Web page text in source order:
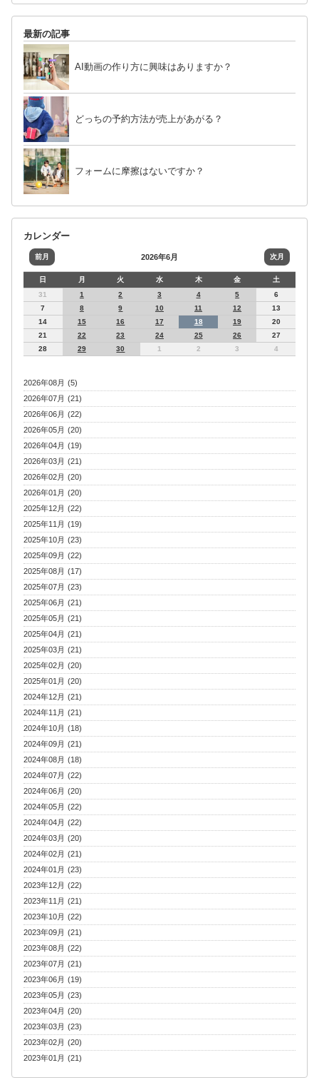
最新の記事
AI動画の作り方に興味はありますか？
どっちの予約方法が売上があがる？
フォームに摩擦はないですか？
カレンダー
前月 2026年6月 次月
日 月 火 水 木 金
土
31
1 2 3 4 5
6
7
8 9 10 11 12
13
14
15 16 17 18 19
20
21
22 23 24 25 26
27
28
29 30 1 2 3 4
2026年08月 (5)
2026年07月 (21)
2026年06月 (22)
2026年05月 (20)
2026年04月 (19)
2026年03月 (21)
2026年02月 (20)
2026年01月 (20)
2025年12月 (22)
2025年11月 (19)
2025年10月 (23)
2025年09月 (22)
2025年08月 (17)
2025年07月 (23)
2025年06月 (21)
2025年05月 (21)
2025年04月 (21)
2025年03月 (21)
2025年02月 (20)
2025年01月 (20)
2024年12月 (21)
2024年11月 (21)
2024年10月 (18)
2024年09月 (21)
2024年08月 (18)
2024年07月 (22)
2024年06月 (20)
2024年05月 (22)
2024年04月 (22)
2024年03月 (20)
2024年02月 (21)
2024年01月 (23)
2023年12月 (22)
2023年11月 (21)
2023年10月 (22)
2023年09月 (21)
2023年08月 (22)
2023年07月 (21)
2023年06月 (19)
2023年05月 (23)
2023年04月 (20)
2023年03月 (23)
2023年02月 (20)
2023年01月 (21)